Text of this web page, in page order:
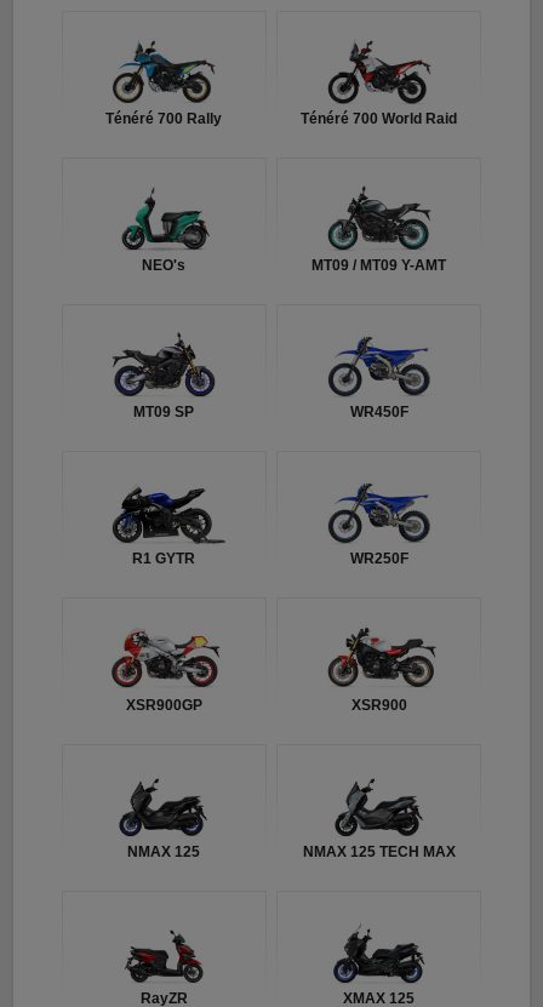
Ténéré 700 Rally Ténéré 700 World Raid
NEO's MT09 / MT09 Y-AMT
MT09 SP WR450F
R1 GYTR WR250F
XSR900GP XSR900
NMAX 125 NMAX 125 TECH MAX
RayZR XMAX 125